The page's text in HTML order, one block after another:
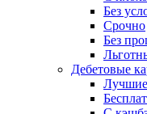
Без
Срочно
Без
Дебетовые
Лучшие